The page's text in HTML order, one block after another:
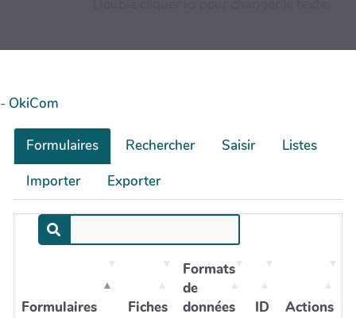
- OkiCom
Formulaires Rechercher Saisir
Listes
Importer
Exporter
Formulaires Fiches
Formats
de
données
ID
Actions